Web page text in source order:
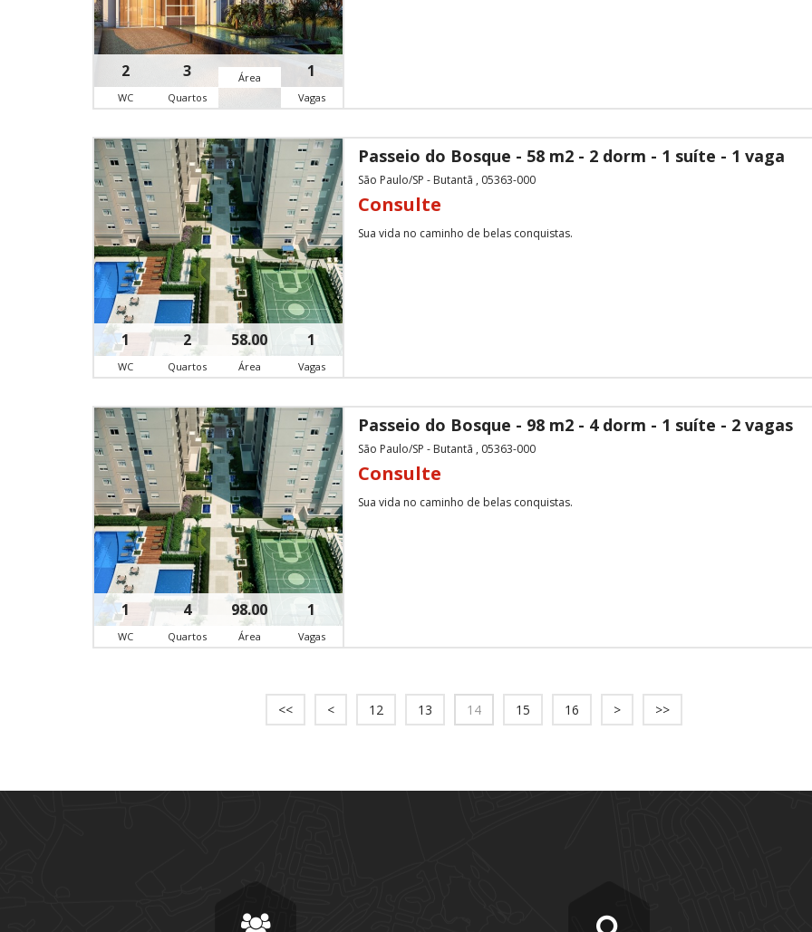
2
WC
3
Quartos
Área 1
Vagas
1
WC
2
Quartos
58.00
Área
1
Vagas
Passeio do Bosque - 58 m2 - 2 dorm - 1 suíte - 1 vaga
São Paulo/SP - Butantã , 05363-000
Consulte
Sua vida no caminho de belas conquistas.
1
WC
4
Quartos
98.00
Área
1
Vagas
Passeio do Bosque - 98 m2 - 4 dorm - 1 suíte - 2 vagas
São Paulo/SP - Butantã , 05363-000
Consulte
Sua vida no caminho de belas conquistas.
<< < 12 13 14 15 16 > >>